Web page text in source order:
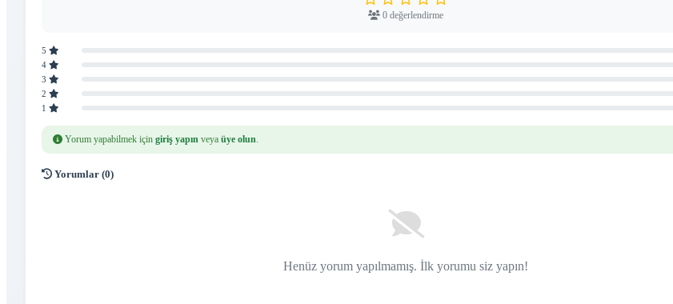
0 değerlendirme
5
4
3
2
1
Yorum yapabilmek için giriş yapın veya üye olun.
Yorumlar (0)
Henüz yorum yapılmamış. İlk yorumu siz yapın!